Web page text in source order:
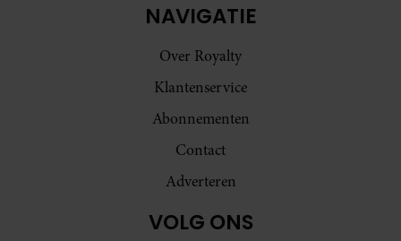
NAVIGATIE
Over Royalty
Klantenservice
Abonnementen
Contact
Adverteren
VOLG ONS